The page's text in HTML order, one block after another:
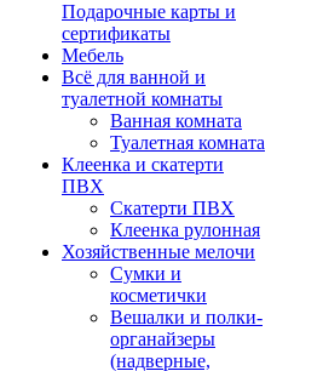
Подарочные карты и
сертификаты
Мебель
Всё для ванной и
туалетной комнаты
Ванная комната
Туалетная комната
Клеенка и скатерти
ПВХ
Скатерти ПВХ
Клеенка рулонная
Хозяйственные мелочи
Сумки и
косметички
Вешалки и полки-
органайзеры
(надверные,